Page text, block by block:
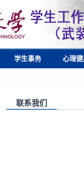
学生事务 心理
联系我们